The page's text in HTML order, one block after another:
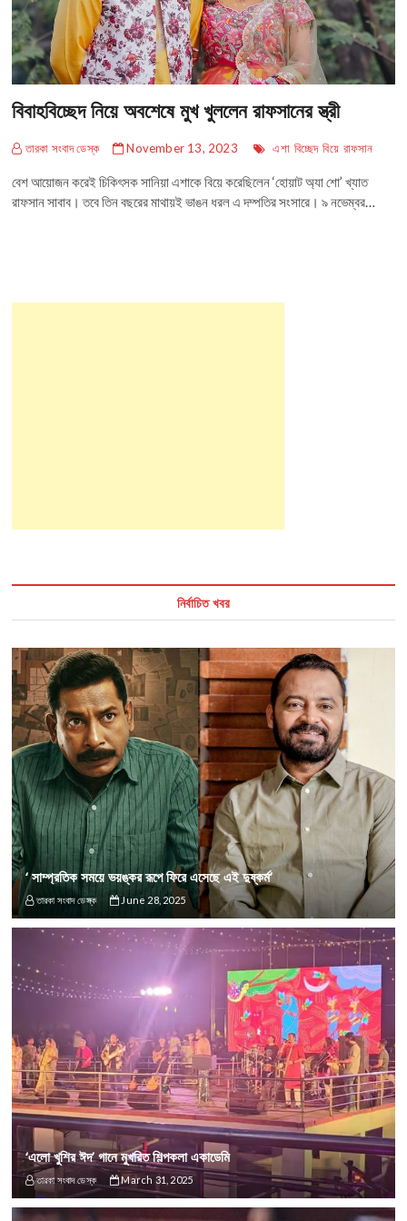
বিবাহবিচ্ছেদ নিয়ে অবশেষে মুখ খুললেন রাফসানের স্ত্রী
তারকা সংবাদ ডেস্ক November 13, 2023 এশা বিচ্ছেদ বিয়ে রাফসান
বেশ আয়োজন করেই চিকিৎসক সানিয়া এশাকে বিয়ে করেছিলেন ‘হোয়াট অ্যা শো’ খ্যাত
রাফসান সাবাব। তবে তিন বছরের মাথায়ই ভাঙন ধরল এ দম্পতির সংসারে। ৯ নভেম্বর…
নির্বাচিত খবর
‘ সাম্প্রতিক সময়ে ভয়ঙ্কর রূপে ফিরে এসেছে এই দুষ্কর্ম’
তারকা সংবাদ ডেস্ক June 28, 2025
‘এলো খুশির ঈদ’ গানে মুখরিত শিল্পকলা একাডেমি
তারকা সংবাদ ডেস্ক March 31, 2025